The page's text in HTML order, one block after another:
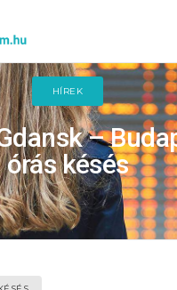
HÍREK
–
órás késés